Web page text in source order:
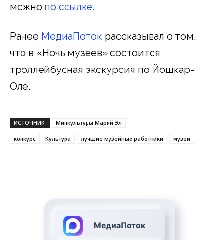
можно по ссылке.
Ранее МедиаПоток рассказывал о том,
что в «Ночь музеев» состоится
троллейбусная экскурсия по Йошкар-
Оле.
ИСТОЧНИК Минкультуры Марий Эл
конкурс Культура лучшие музейные работники музеи
МедиаПоток